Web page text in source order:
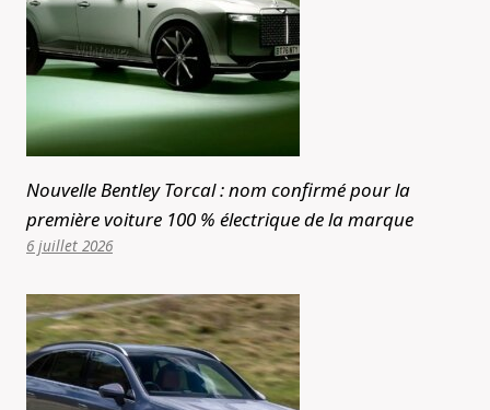
Nouvelle Bentley Torcal : nom confirmé pour la
première voiture 100 % électrique de la marque
6 juillet 2026